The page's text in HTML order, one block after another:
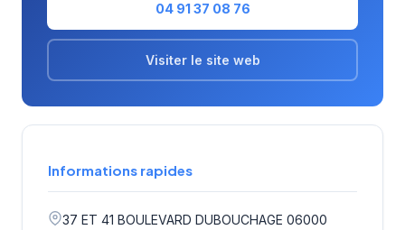
04 91 37 08 76
Visiter le site web
Informations rapides
37 ET 41 BOULEVARD DUBOUCHAGE 06000